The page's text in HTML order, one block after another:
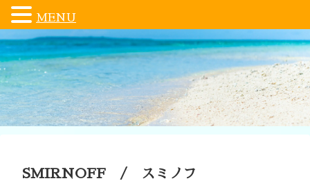
SMIRNOFF / スミノフ
MENU